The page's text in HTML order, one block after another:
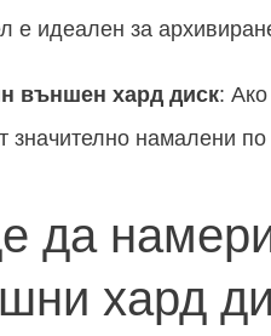
е идеален за
външен хард диск:
значително намалени
да
хард